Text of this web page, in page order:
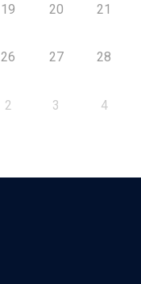
19 20 21
26 27 28
2 3 4